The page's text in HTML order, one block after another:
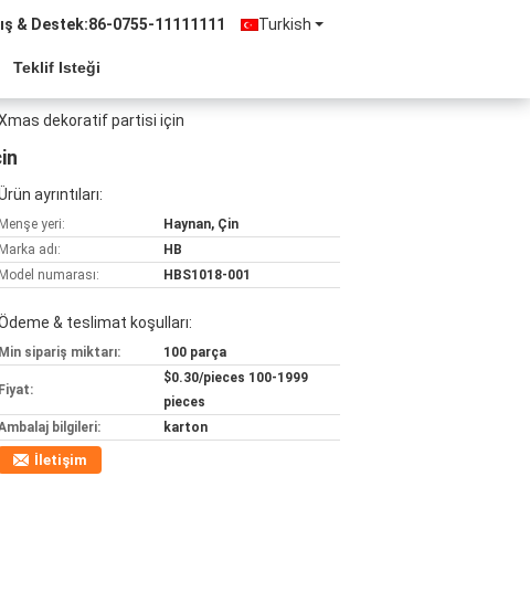
Turkish
& Destek:86-0755-11111111
Teklif Isteği
Xmas dekoratif partisi için
ayrıntıları:
Menşe yeri:
Haynan, Çin
Marka adı:
HB
Model numarası:
HBS1018-001
& teslimat koşulları:
Min sipariş miktarı: 100 parça
Fiyat:
$0.30/pieces 100-1999
pieces
bilgileri:
karton
İletişim